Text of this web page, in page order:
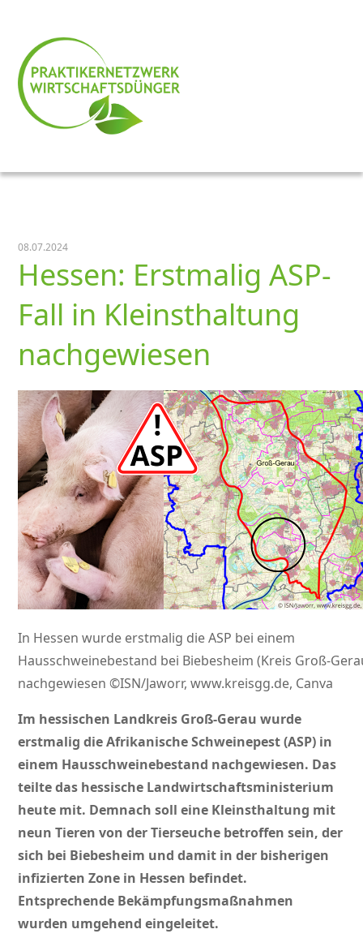
08.07.2024
Hessen: Erstmalig ASP-
Fall in Kleinsthaltung
nachgewiesen
In Hessen wurde erstmalig die ASP bei einem
Hausschweinebestand bei Biebesheim (Kreis Groß-
nachgewiesen ©ISN/Jaworr, www.kreisgg.de, Canva
Im hessischen Landkreis Groß-Gerau wurde
erstmalig die Afrikanische Schweinepest (ASP) in
einem Hausschweinebestand nachgewiesen. Das
teilte das hessische Landwirtschaftsministerium
heute mit. Demnach soll eine Kleinsthaltung mit
neun Tieren von der Tierseuche betroffen sein, der
sich bei Biebesheim und damit in der bisherigen
infizierten Zone in Hessen befindet.
Entsprechende Bekämpfungsmaßnahmen
wurden umgehend eingeleitet.